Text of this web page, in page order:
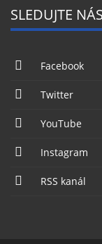
SLEDUJTE NÁS
Facebook
Twitter
YouTube
Instagram
RSS kanál